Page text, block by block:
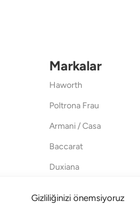
Gizliliğinizi önemsiyoruz
Markalar
Haworth
Poltrona Frau
Armani / Casa
Baccarat
Duxiana